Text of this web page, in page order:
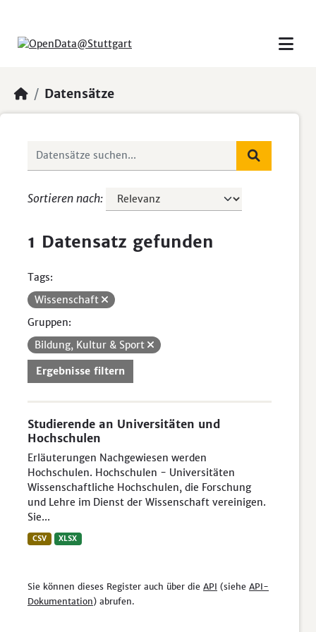
Datensätze
Sortieren nach
1 Datensatz gefunden
Tags:
Wissenschaft
Gruppen:
Bildung, Kultur & Sport
Ergebnisse filtern
Studierende an Universitäten und
Hochschulen
Erläuterungen Nachgewiesen werden
Hochschulen. Hochschulen - Universitäten
Wissenschaftliche Hochschulen, die Forschung
und Lehre im Dienst der Wissenschaft vereinigen.
Sie...
CSV XLSX
Sie können dieses Register auch über die API (siehe API-
Dokumentation) abrufen.